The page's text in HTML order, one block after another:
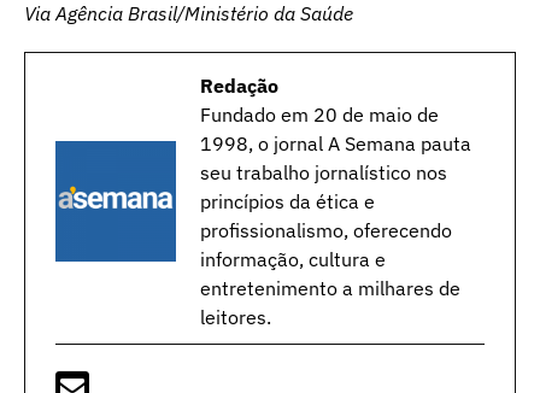
Via Agência Brasil/Ministério da Saúde
Redação
Fundado em 20 de maio de
1998, o jornal A Semana pauta
seu trabalho jornalístico nos
princípios da ética e
profissionalismo, oferecendo
informação, cultura e
entretenimento a milhares de
leitores.